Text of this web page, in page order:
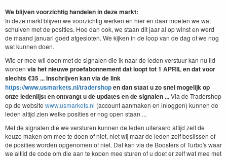
We blijven voorzichtig handelen in deze markt:
In deze markt blijven we voorzichtig werken en hier en daar moeten we wat
schuiven met de posities. Hoe dan ook, we staan dit jaar al op winst en werd
de maand januari goed afgesloten. We kijken in de loop van de dag of we nog
wat kunnen doen.
Wie er mee wil doen met de signalen die ik naar de leden verstuur kan nu lid
worden via het nieuwe proefabonnement dat loopt tot 1 APRILen datvoor
slechts €35 ... Inschrijven kan via de link
https://www.usmarkets.nl/tradershopen dan staat u zo snel mogelijk op
onze ledenlijst en ontvangt u de updates en de signalen ...Via de Tradershop
op de website www.usmarkets.nl (account aanmaken en inloggen) kunnen de
leden altijd zien welke posities er nog open staan ...
Met de signalen die we versturen kunnen de leden uiteraard altijd zelf de
keuze maken om mee te doen of niet, niet wij maar de leden zelf beslissen of
de posities worden opgenomen of niet. Dat kan via de Boosters of Turbo's waar
we altijd de code om die aan te kopen mee sturen of u doet er zelf wat mee met